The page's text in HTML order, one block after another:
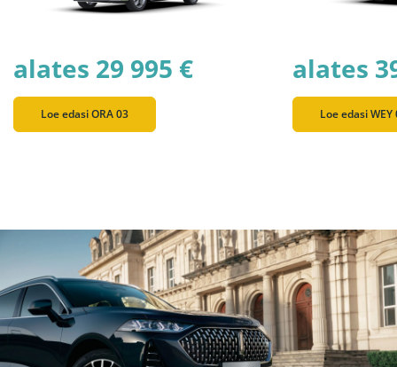
alates 29 995 €
Loe edasi ORA 03
alates
Loe edasi WEY